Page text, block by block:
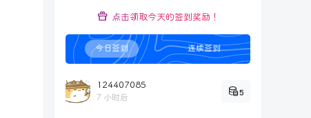
点击领取今天的签到奖励！
今日签到 连续签到
124407085
7 小时后
5